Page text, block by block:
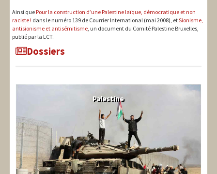
Ainsi que Pour la construction d’une Palestine laïque, démocratique et non
raciste ! dans le numéro 139 de Courrier International (mai 2008), etSionisme,
antisionisme et antisémitisme, un document du Comité Palestine Bruxelles,
publié par la LCT.
Dossiers
Palestine